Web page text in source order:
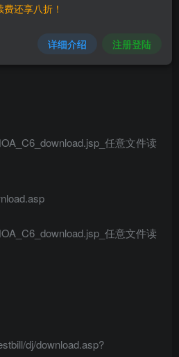
任意文件读
任意文件读
dj/download.asp?
还享八折！
详细介绍 注册登陆